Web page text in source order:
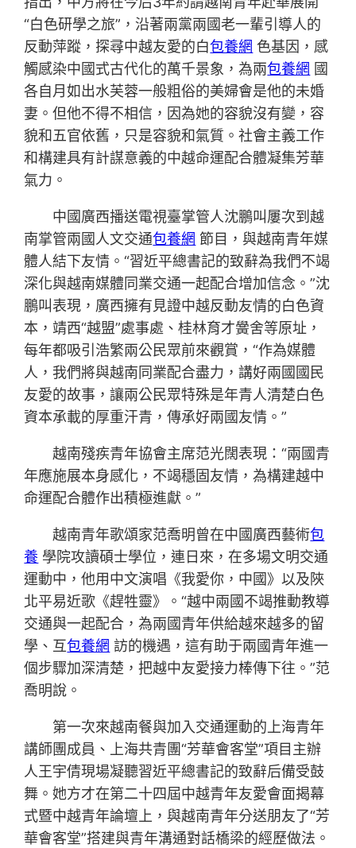
“白色研學之旅”，沿著兩黨兩國老一輩引導人的
反動萍蹤，探尋中越友愛的白包養網 色基因，感
觸感染中國式古代化的萬千景象，為兩包養網 國
各自月如出水芙蓉一般粗俗的美婦會是他的未婚
妻。但他不得不相信，因為她的容貌沒有變，容
貌和五官依舊，只是容貌和氣質。社會主義工作
和構建具有計謀意義的中越命運配合體凝集芳華
氣力。
中國廣西播送電視臺掌管人沈鵬叫屢次到越
南掌管兩國人文交通包養網 節目，與越南青年媒
體人結下友情。“習近平總書記的致辭為我們不竭
深化與越南媒體同業交通一起配合增加信念。”沈
鵬叫表現，廣西擁有見證中越反動友情的白色資
本，靖西“越盟”處事處、桂林育才黌舍等原址，
每年都吸引浩繁兩公民眾前來觀賞，“作為媒體
人，我們將與越南同業配合盡力，講好兩國國民
友愛的故事，讓兩公民眾特殊是年青人清楚白色
資本承載的厚重汗青，傳承好兩國友情。”
越南殘疾青年協會主席范光闊表現：“兩國青
年應施展本身感化，不竭穩固友情，為構建越中
命運配合體作出積極進獻。”
越南青年歌頌家范喬明曾在中國廣西藝術包
養 學院攻讀碩士學位，連日來，在多場文明交通
運動中，他用中文演唱《我愛你，中國》以及陜
北平易近歌《趕牲靈》。“越中兩國不竭推動教導
交通與一起配合，為兩國青年供給越來越多的留
學、互包養網 訪的機遇，這有助于兩國青年進一
個步驟加深清楚，把越中友愛接力棒傳下往。”范
喬明說。
第一次來越南餐與加入交通運動的上海青年
講師團成員、上海共青團“芳華會客堂”項目主辦
人王宇倩現場凝聽習近平總書記的致辭后備受鼓
舞。她方才在第二十四屆中越青年友愛會面揭幕
式暨中越青年論壇上，與越南青年分送朋友了“芳
華會客堂”搭建與青年溝通對話橋梁的經歷做法。